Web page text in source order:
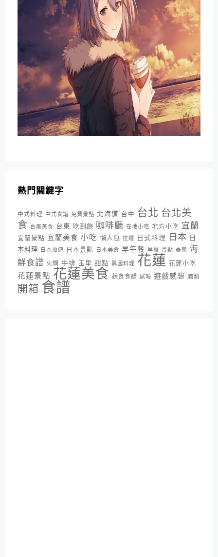
熱門關鍵字
中式料理 中式食譜 免費景點 北海道 台中 台北 台北美
食 台南美食 台東 吃到飽 咖啡廳 在地小吃 地方小吃 宜蘭
宜蘭景點 宜蘭美食 小吃 懶人包 拉麵 日式料理 日本 日
本料理
日本旅遊 日本景點 日本美食 早午餐 早餐 景點 泰國
海
鮮食譜 火鍋 牛排 玉里 甜點 異國料理 花蓮 花蓮小吃
花蓮景點 花蓮美食 蔬食食譜 試喝 遊戲感想 酒類
開箱 食譜